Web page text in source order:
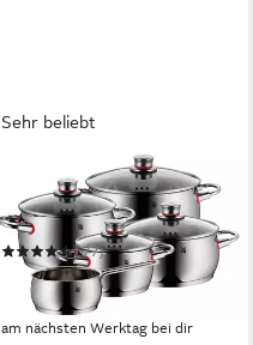
Sehr beliebt
Topf-Set Quality One
Induktion 5-teilig, Kochtopf
Set mit Glasdeckel
(77)
173,55 € UVP449,00 €
-61%
am nächsten Werktag bei dir